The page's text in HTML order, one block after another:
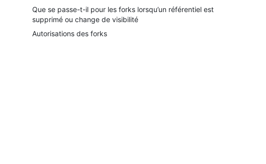
Que se passe-t-il pour les forks lorsqu’un référentiel est
supprimé ou change de visibilité
Autorisations des forks